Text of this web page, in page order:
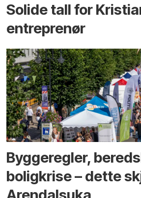
Solide tall for
entreprenør
Bygge­regler,
bolig­krise – dette